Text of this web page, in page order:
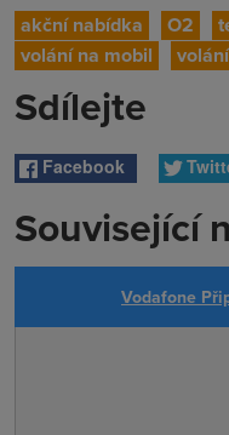
akční nabídka O2
volání na mobil
Sdílejte
Facebook
Související
Vodafone